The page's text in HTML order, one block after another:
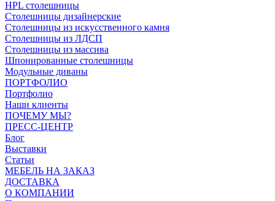
HPL столешницы
Столешницы дизайнерские
Столешницы из искусственного камня
Столешницы из ЛДСП
Столешницы из массива
Шпонированные столешницы
Модульные диваны
ПОРТФОЛИО
Портфолио
Наши клиенты
ПОЧЕМУ МЫ?
ПРЕСС-ЦЕНТР
Блог
Выставки
Статьи
МЕБЕЛЬ НА ЗАКАЗ
ДОСТАВКА
О КОМПАНИИ